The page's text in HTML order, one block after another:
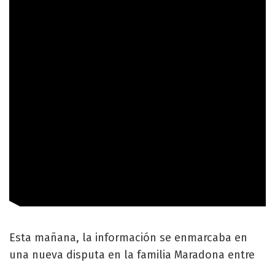
Esta mañana, la información se enmarcaba en
una nueva disputa en la familia Maradona entre